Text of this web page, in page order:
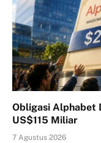
Obligasi Alphabet
US$115 Miliar
7 Agustus 2026